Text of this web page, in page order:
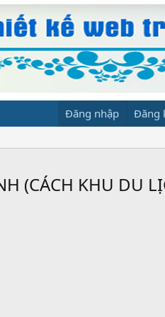
Đăng nhập Đăng
(CÁCH KHU DU